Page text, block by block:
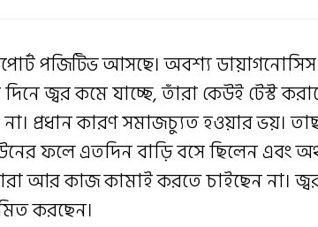
পজিটিভ আসছে। অবশ্য ডায়াগনোসিস
জ্বর কমে যাচ্ছে, তাঁরা কেউই টেস্ট
না। প্রধান কারণ সমাজচ্যুত হওয়ার ভয়।
ফলে এতদিন বাড়ি বসে ছিলেন এবং
আর কাজ কামাই করতে চাইছেন না।
করছেন।